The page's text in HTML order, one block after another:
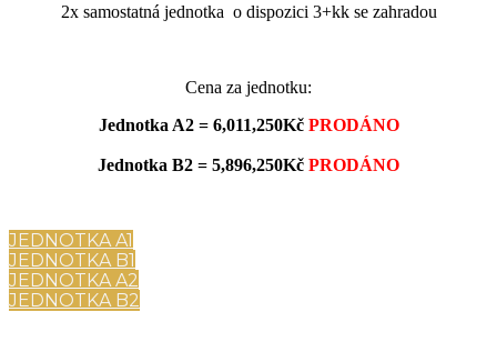
2x samostatná jednotka o dispozici 3+kk se zahradou
Cena za jednotku:
Jednotka A2 = 6,011,250Kč PRODÁNO
Jednotka B2 = 5,896,250Kč PRODÁNO
JEDNOTKA A1
JEDNOTKA B1
JEDNOTKA A2
JEDNOTKA B2